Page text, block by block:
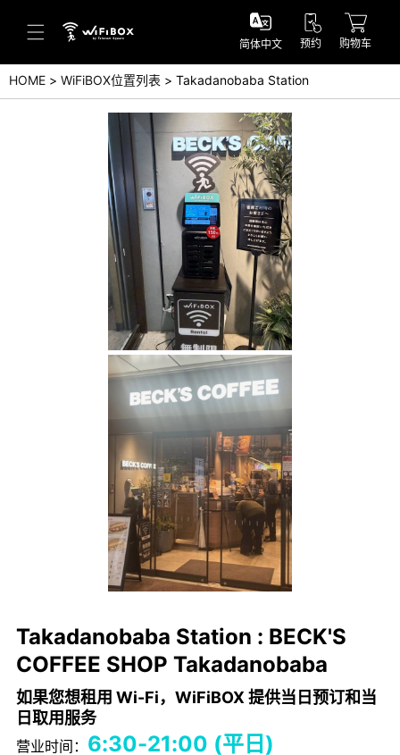
帮助／询问
帮助中心(日本语)
帮助中心(英语)
询问(日本语)
简体中文 预约 购物车
HOME WiFiBOX位置列表 Takadanobaba Station
Takadanobaba Station : BECK'S
COFFEE SHOP Takadanobaba
如果您想租用 Wi-Fi，WiFiBOX 提供当日预订和当
日取用服务
营业时间： 6:30-21:00 (平日)